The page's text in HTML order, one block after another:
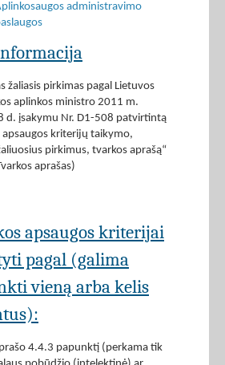
administravimo
žaliasis pirkimas pagal Lietuvos
aplinkos ministro 2011 m.
d. įsakymu Nr. D1-508 patvirtintą
apsaugos kriterijų taikymo,
pirkimus, tvarkos aprašą“
aprašas)
apsaugos kriterijai
pagal (galima
vieną arba kelis
4.4.3 papunktį (perkama tik